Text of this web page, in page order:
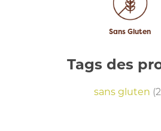
Sans Gluten
Tags des
sans gluten